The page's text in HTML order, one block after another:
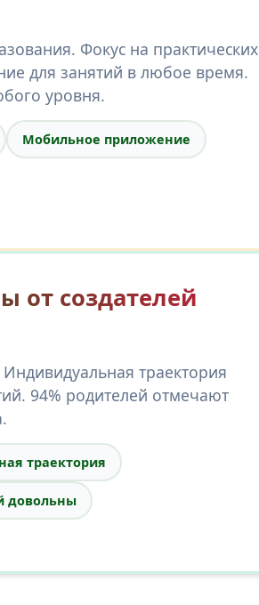
Фокус на практических
для занятий в любое время.
уровня.
Мобильное приложение
от создателей
траектория
94% родителей отмечают
траектория
довольны